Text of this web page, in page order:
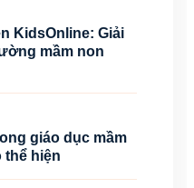
KidsOnline: Giải
mầm non
giáo dục mầm
thể hiện